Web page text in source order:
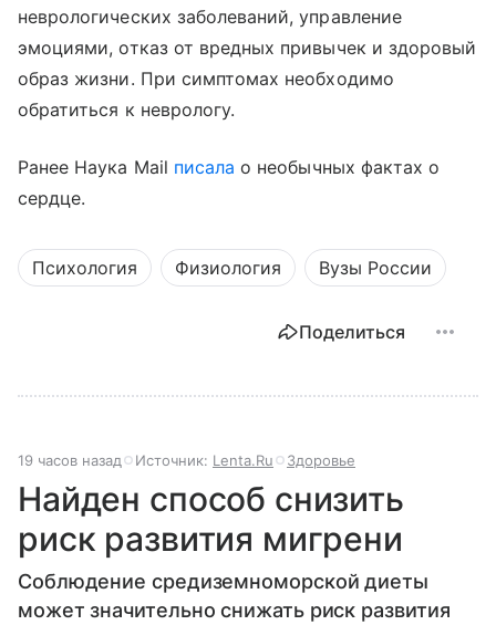
неврологических заболеваний, управление
эмоциями, отказ от вредных привычек и здоровый
образ жизни. При симптомах необходимо
обратиться к неврологу.
Ранее Наука Mail писала о необычных фактах о
сердце.
Психология Физиология Вузы России
Поделиться
19 часов назад Источник: Lenta.Ru Здоровье
Найден способ снизить
риск развития мигрени
Соблюдение средиземноморской диеты
может значительно снижать риск развития